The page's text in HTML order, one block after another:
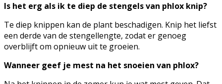
Is het erg als ik te diep de stengels van phlox knip?
Te diep knippen kan de plant beschadigen. Knip het liefst
een derde van de stengellengte, zodat er genoeg
overblijft om opnieuw uit te groeien.
Wanneer geef je mest na het snoeien van phlox?